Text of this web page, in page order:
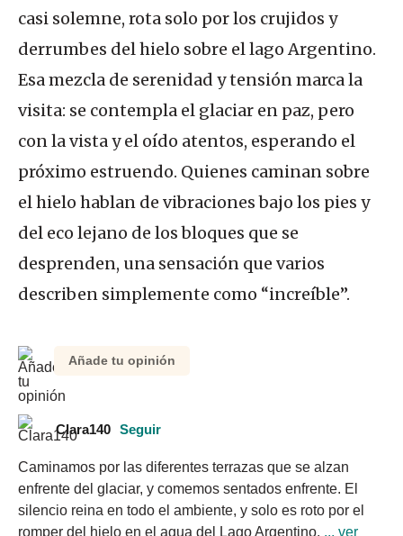
casi solemne, rota solo por los crujidos y
derrumbes del hielo sobre el lago Argentino.
Esa mezcla de serenidad y tensión marca la
visita: se contempla el glaciar en paz, pero
con la vista y el oído atentos, esperando el
próximo estruendo. Quienes caminan sobre
el hielo hablan de vibraciones bajo los pies y
del eco lejano de los bloques que se
desprenden, una sensación que varios
describen simplemente como “increíble”.
Añade tu opinión
Clara140 Seguir
Caminamos por las diferentes terrazas que se alzan
enfrente del glaciar, y comemos sentados enfrente. El
silencio reina en todo el ambiente, y solo es roto por el
romper del hielo en el agua del Lago Argentino. ... ver